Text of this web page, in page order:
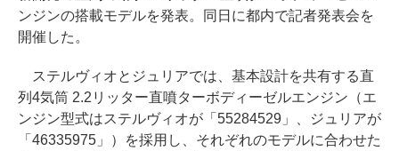
ンジンの搭載モデルを発表。同日に都内で記者発表会を
開催した。
ステルヴィオとジュリアでは、基本設計を共有する直
列4気筒 2.2リッター直噴ターボディーゼルエンジン（エ
ンジン型式はステルヴィオが「55284529」、ジュリアが
「46335975」）を採用し、それぞれのモデルに合わせた